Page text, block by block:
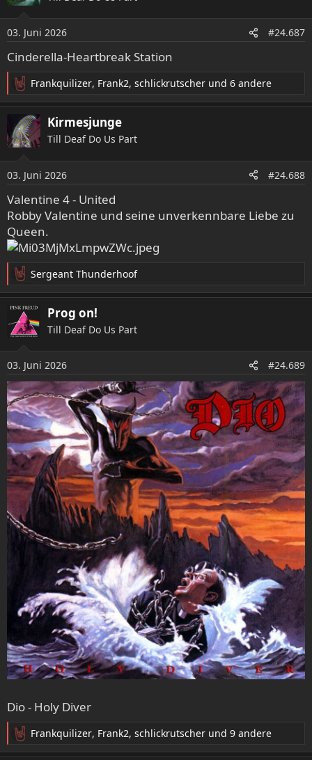
03. Juni 2026 #24.687
Cinderella-Heartbreak Station
R
e
k
t
n
e
n
:
Frankquilizer, Frank2, schlickrutscher und 6 andere
Kirmesjunge
Till Deaf Do Us Part
03. Juni 2026 #24.688
Valentine 4 - United
Robby Valentine und seine unverkennbare Liebe zu
Queen.
R
e
a
k
t
n
e
n
:
Sergeant Thunderhoof
Prog on!
Till Deaf Do Us Part
03. Juni 2026 #24.689
Dio - Holy Diver
R
e
Frankquilizer, Frank2, schlickrutscher und 9 andere